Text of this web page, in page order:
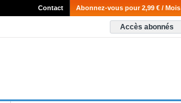
Abonnez-vous pour 2,99 € / Mois
Contact
Accès abonnés